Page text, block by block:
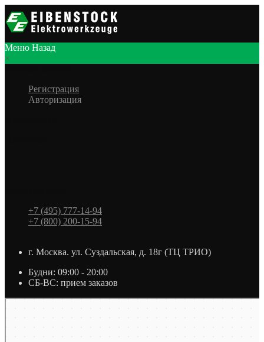
Меню Назад
×
Регистрация
Авторизация
+7 (495) 777-14-94
+7 (800) 200-15-94
г. Москва. ул. Суздальская, д. 18г (ТЦ ТРИО)
Будни: 09:00 - 20:00
СБ-ВС: прием заказов